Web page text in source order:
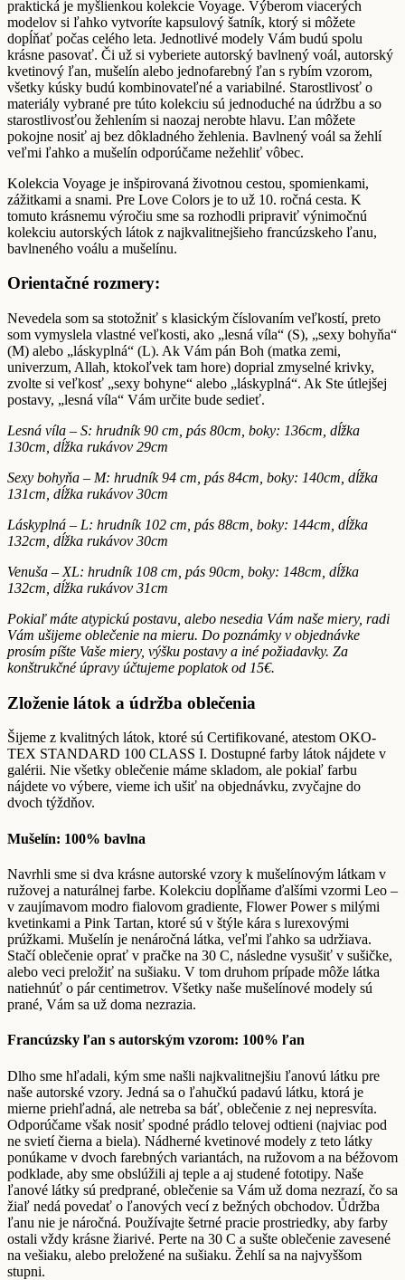
praktická je myšlienkou kolekcie Voyage. Výberom viacerých
modelov si ľahko vytvoríte kapsulový šatník, ktorý si môžete
dopĺňať počas celého leta. Jednotlivé modely Vám budú spolu
krásne pasovať. Či už si vyberiete autorský bavlnený voál, autorský
kvetinový ľan, mušelín alebo jednofarebný ľan s rybím vzorom,
všetky kúsky budú kombinovateľné a variabilné. Starostlivosť o
materiály vybrané pre túto kolekciu sú jednoduché na údržbu a so
starostlivosťou žehlením si naozaj nerobte hlavu. Ľan môžete
pokojne nosiť aj bez dôkladného žehlenia. Bavlnený voál sa žehlí
veľmi ľahko a mušelín odporúčame nežehliť vôbec.
Kolekcia Voyage je inšpirovaná životnou cestou, spomienkami,
zážitkami a snami. Pre Love Colors je to už 10. ročná cesta. K
tomuto krásnemu výročiu sme sa rozhodli pripraviť výnimočnú
kolekciu autorských látok z najkvalitnejšieho francúzskeho ľanu,
bavlneného voálu a mušelínu.
Orientačné rozmery:
Nevedela som sa stotožniť s klasickým číslovaním veľkostí, preto
som vymyslela vlastné veľkosti, ako „lesná víla“ (S), „sexy bohyňa“
(M) alebo „láskyplná“ (L). Ak Vám pán Boh (matka zemi,
univerzum, Allah, ktokoľvek tam hore) doprial zmyselné krivky,
zvolte si veľkosť „sexy bohyne“ alebo „láskyplná“. Ak Ste útlejšej
postavy, „lesná víla“ Vám určite bude sedieť.
Lesná víla – S: hrudník 90 cm, pás 80cm, boky: 136cm, dĺžka
130cm, dĺžka rukávov 29cm
Sexy bohyňa – M: hrudník 94 cm, pás 84cm, boky: 140cm, dĺžka
131cm, dĺžka rukávov 30cm
Láskyplná – L: hrudník 102 cm, pás 88cm, boky: 144cm, dĺžka
132cm, dĺžka rukávov 30cm
Venuša – XL: hrudník 108 cm, pás 90cm, boky: 148cm, dĺžka
132cm, dĺžka rukávov 31cm
Pokiaľ máte atypickú postavu, alebo nesedia Vám naše miery, radi
Vám ušijeme oblečenie na mieru. Do poznámky v objednávke
prosím píšte Vaše miery, výšku postavy a iné požiadavky. Za
konštrukčné úpravy účtujeme poplatok od 15€.
Zloženie látok a údržba oblečenia
Šijeme z kvalitných látok, ktoré sú Certifikované, atestom OKO-
TEX STANDARD 100 CLASS I. Dostupné farby látok nájdete v
galérii. Nie všetky oblečenie máme skladom, ale pokiaľ farbu
nájdete vo výbere, vieme ich ušiť na objednávku, zvyčajne do
dvoch týždňov.
Mušelín: 100% bavlna
Navrhli sme si dva krásne autorské vzory k mušelínovým látkam v
ružovej a naturálnej farbe. Kolekciu dopĺňame ďalšími vzormi Leo –
v zaujímavom modro fialovom gradiente, Flower Power s milými
kvetinkami a Pink Tartan, ktoré sú v štýle kára s lurexovými
prúžkami. Mušelín je nenáročná látka, veľmi ľahko sa udržiava.
Stačí oblečenie oprať v pračke na 30 C, následne vysušiť v sušičke,
alebo veci preložiť na sušiaku. V tom druhom prípade môže látka
natiehnúť o pár centimetrov. Všetky naše mušelínové modely sú
prané, Vám sa už doma nezrazia.
Francúzsky ľan s autorským vzorom: 100% ľan
Dlho sme hľadali, kým sme našli najkvalitnejšiu ľanovú látku pre
naše autorské vzory. Jedná sa o ľahučkú padavú látku, ktorá je
mierne priehľadná, ale netreba sa báť, oblečenie z nej nepresvíta.
Odporúčame však nosiť spodné prádlo telovej odtieni (najviac pod
ne svietí čierna a biela). Nádherné kvetinové modely z teto látky
ponúkame v dvoch farebných variantách, na ružovom a na béžovom
podklade, aby sme obslúžili aj teple a aj studené fototipy. Naše
ľanové látky sú predprané, oblečenie sa Vám už doma nezrazí, čo sa
žiaľ nedá povedať o ľanových vecí z bežných obchodov. Ůdržba
ľanu nie je náročná. Používajte šetrné pracie prostriedky, aby farby
ostali vždy krásne žiarivé. Perte na 30 C a sušte oblečenie zavesené
na vešiaku, alebo preložené na sušiaku. Žehlí sa na najvyššom
stupni.